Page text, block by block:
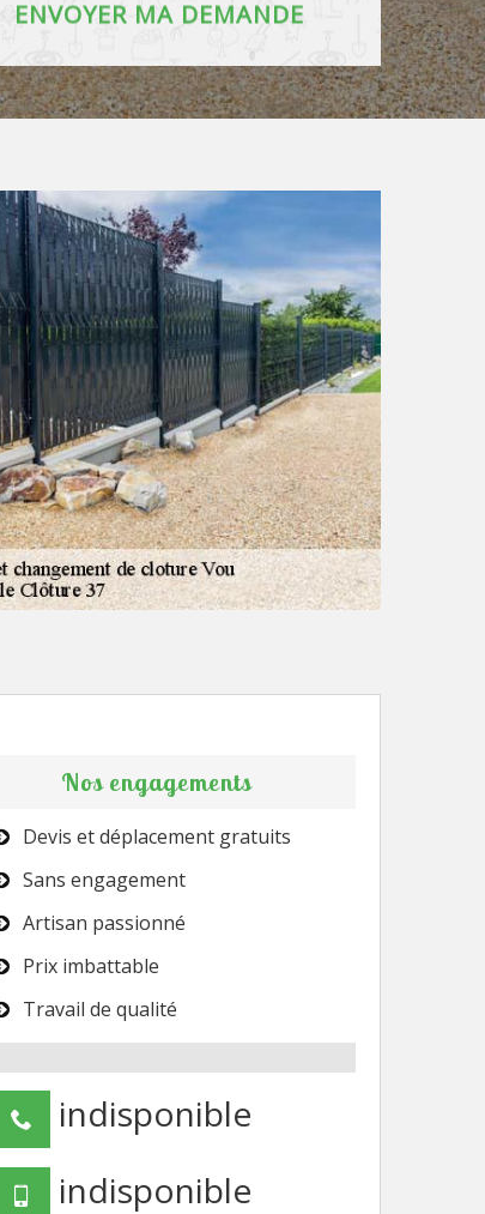
Nos engagements
Devis et déplacement gratuits
Sans engagement
Artisan passionné
Prix imbattable
Travail de qualité
indisponible
indisponible